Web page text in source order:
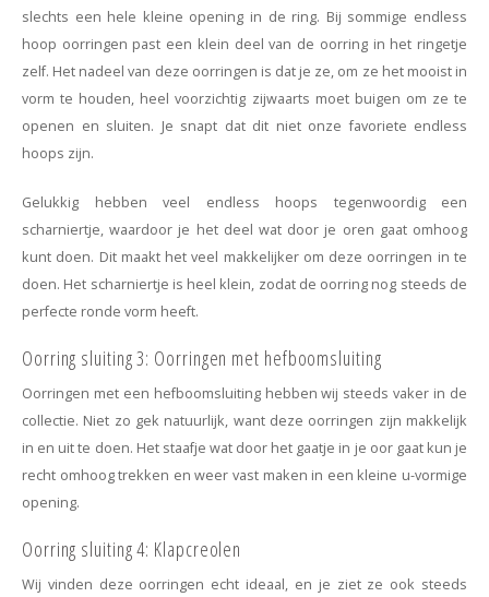
slechts een hele kleine opening in de ring. Bij sommige endless
hoop oorringen past een klein deel van de oorring in het ringetje
zelf. Het nadeel van deze oorringen is dat je ze, om ze het mooist in
vorm te houden, heel voorzichtig zijwaarts moet buigen om ze te
openen en sluiten. Je snapt dat dit niet onze favoriete endless
hoops zijn.
Gelukkig hebben veel endless hoops tegenwoordig een
scharniertje, waardoor je het deel wat door je oren gaat omhoog
kunt doen. Dit maakt het veel makkelijker om deze oorringen in te
doen. Het scharniertje is heel klein, zodat de oorring nog steeds de
perfecte ronde vorm heeft.
Oorring sluiting 3: Oorringen met hefboomsluiting
Oorringen met een hefboomsluiting hebben wij steeds vaker in de
collectie. Niet zo gek natuurlijk, want deze oorringen zijn makkelijk
in en uit te doen. Het staafje wat door het gaatje in je oor gaat kun je
recht omhoog trekken en weer vast maken in een kleine u-vormige
opening.
Oorring sluiting 4: Klapcreolen
Wij vinden deze oorringen echt ideaal, en je ziet ze ook steeds